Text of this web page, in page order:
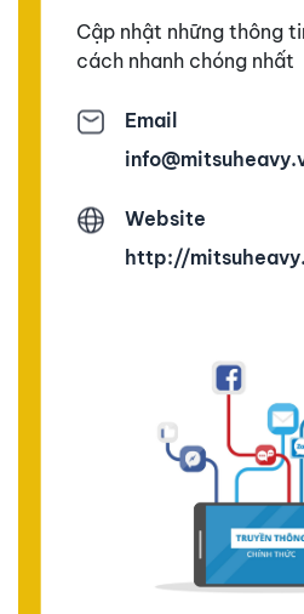
Cập nhật những thông
cách nhanh chóng nhất
Email
Website
http://